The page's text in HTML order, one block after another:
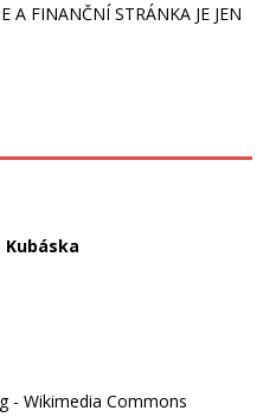
A FINANČNÍ STRÁNKA JE JEN